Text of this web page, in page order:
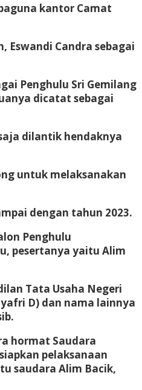
kantor Camat
Eswandi Candra sebagai
Penghulu Sri Gemilang
dicatat sebagai
dilantik hendaknya
untuk melaksanakan
dengan tahun 2023.
Penghulu
pesertanya yaitu Alim
Tata Usaha Negeri
D) dan nama lainnya
hormat Saudara
pelaksanaan
saudara Alim Bacik,